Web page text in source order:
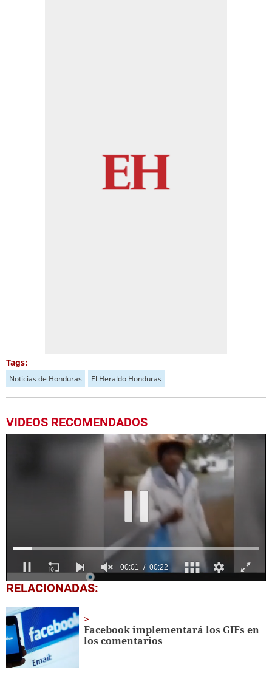
Tags:
Noticias de Honduras El Heraldo Honduras
VIDEOS RECOMENDADOS
0
seconds
22
seconds
RELACIONADAS:
Facebook implementará los GIFs en
los comentarios